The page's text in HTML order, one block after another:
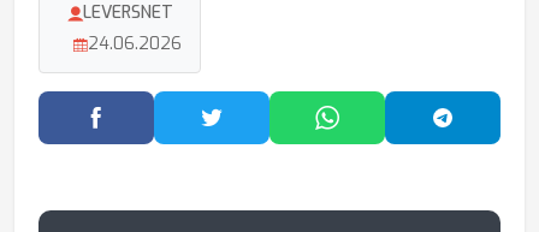
LEVERSNET
24.06.2026
Facebook'ta PaylaşTwitter'da PaylaşWhatsApp'ta Paylaş